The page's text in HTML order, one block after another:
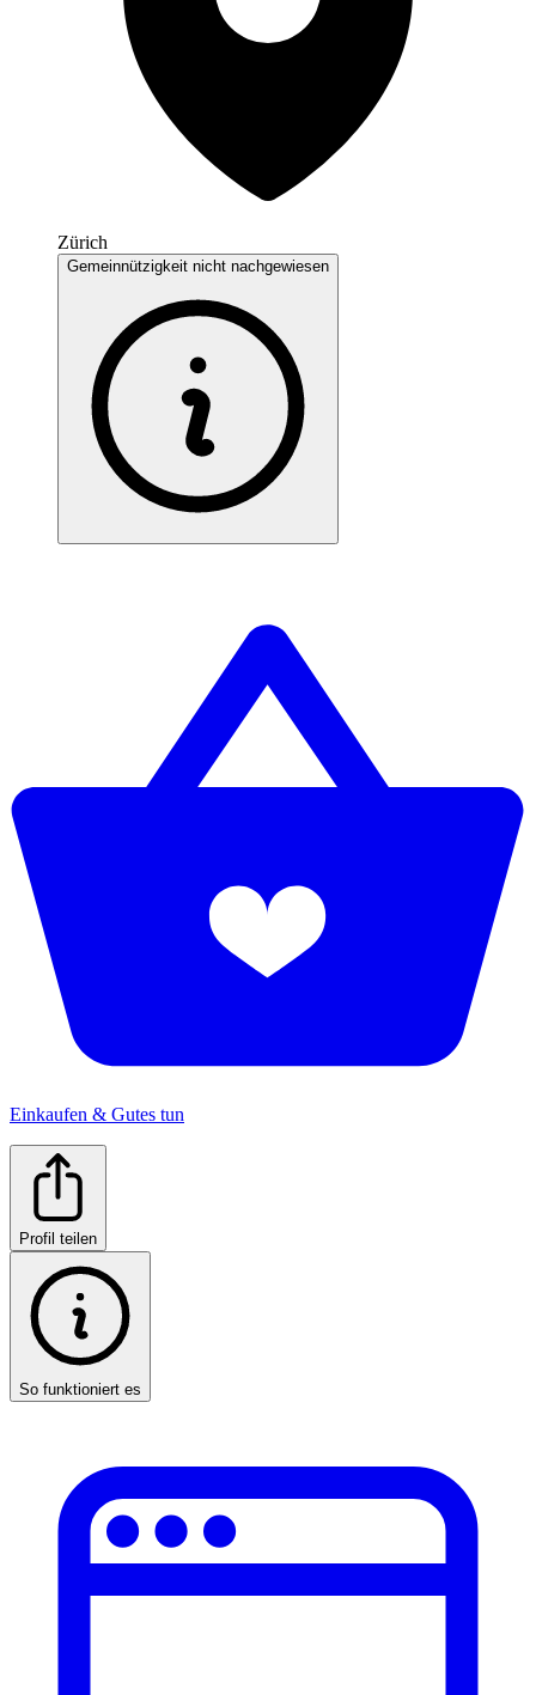
Zürich
Gemeinnützigkeit nicht nachgewiesen
Einkaufen & Gutes tun
Profil teilen
So funktioniert es